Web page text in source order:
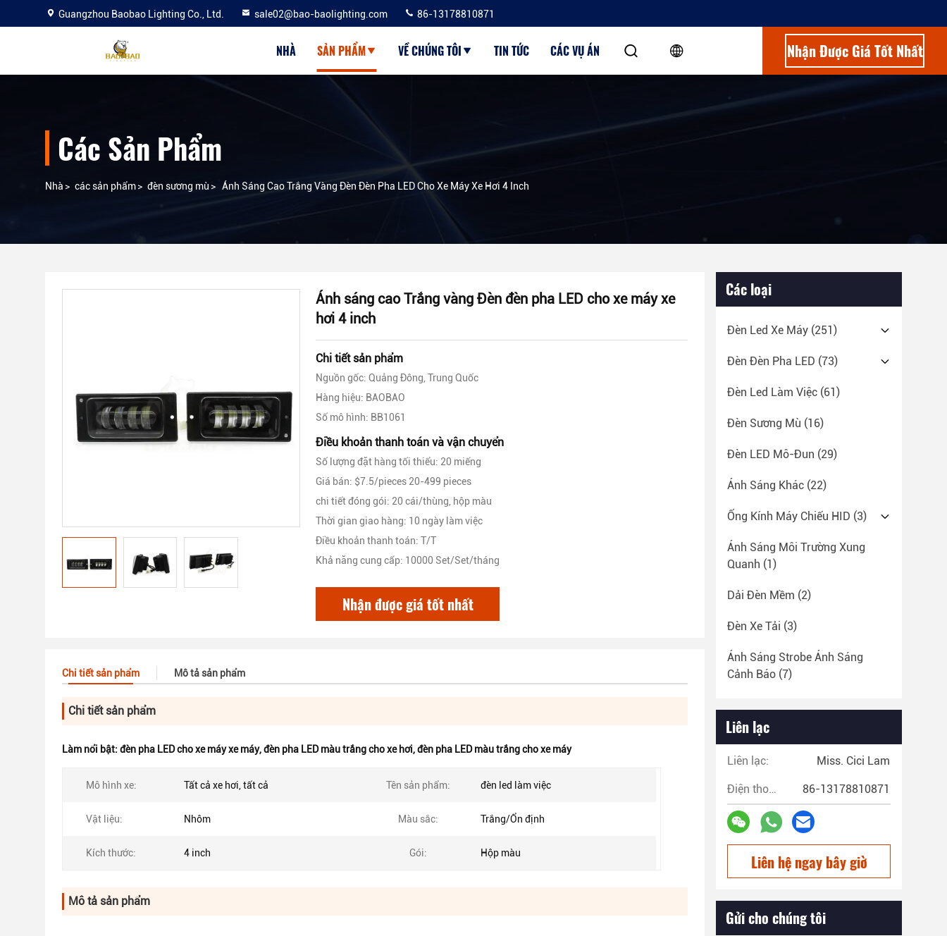
Guangzhou Baobao Lighting Co., Ltd. sale02@bao-baolighting.com 86-13178810871
NHÀ SẢN PHẨM VỀ CHÚNG TÔI TIN TỨC CÁC VỤ ÁN Nhận Được Giá Tốt Nhất
Các Sản Phẩm
Nhà > các sản phẩm> đèn sương mù > Ánh Sáng Cao Trắng Vàng Đèn Đèn Pha LED Cho Xe Máy Xe Hơi 4 Inch
Ánh sáng cao Trắng vàng Đèn đèn pha LED cho xe máy xe
hơi 4 inch
Chi tiết sản phẩm
Nguồn gốc: Quảng Đông, Trung Quốc
Hàng hiệu: BAOBAO
Số mô hình: BB1061
Điều khoản thanh toán và vận chuyển
Số lượng đặt hàng tối thiểu: 20 miếng
Giá bán: $7.5/pieces 20-499 pieces
chi tiết đóng gói: 20 cái/thùng, hộp màu
Thời gian giao hàng: 10 ngày làm việc
Điều khoản thanh toán: T/T
Khả năng cung cấp: 10000 Set/Set/tháng
Nhận được giá tốt nhất
Chi tiết sản phẩm Mô tả sản phẩm
Chi tiết sản phẩm
Làm nổi bật: đèn pha LED cho xe máy xe máy,đèn pha LED màu trắng cho xe hơi,đèn pha LED màu trắng cho xe máy
Mô hình xe: Tất cả xe hơi, tất cả Tên sản phẩm: đèn led làm việc
Vật liệu: Nhôm Màu sắc: Trắng/Ổn định
Kích thước: 4 inch Gói: Hộp màu
Mô tả sản phẩm
Các loại
Đèn Led Xe Máy (251)
Đèn Đèn Pha LED (73)
Đèn Led Làm Việc (61)
Đèn Sương Mù (16)
Đèn LED Mô-Đun (29)
Ánh Sáng Khác (22)
Ống Kính Máy Chiếu HID (3)
Ánh Sáng Môi Trường Xung
Quanh (1)
Dải Đèn Mềm (2)
Đèn Xe Tải (3)
Ánh Sáng Strobe Ánh Sáng
Cảnh Báo (7)
Liên lạc
Liên lạc: Miss. Cici Lam
Điện thoại: 86-13178810871
Liên hệ ngay bây giờ
Gửi cho chúng tôi